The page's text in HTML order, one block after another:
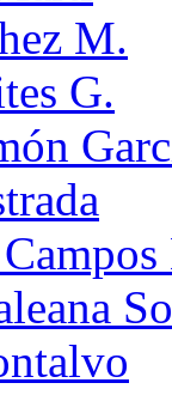
M.
G.